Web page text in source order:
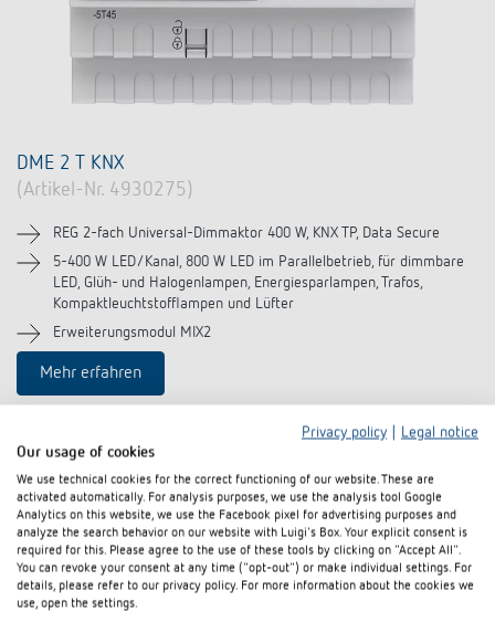
DME 2 T KNX
(Artikel-Nr. 4930275)
REG 2-fach Universal-Dimmaktor 400 W, KNX TP, Data Secure
5-400 W LED/Kanal, 800 W LED im Parallelbetrieb, für dimmbare
LED, Glüh- und Halogenlampen, Energiesparlampen, Trafos,
Kompaktleuchtstofflampen und Lüfter
Erweiterungsmodul MIX2
Mehr erfahren
Privacy policy
Legal notice
Our usage of cookies
We use technical cookies for the correct functioning of our website. These are
activated automatically. For analysis purposes, we use the analysis tool Google
Analytics on this website, we use the Facebook pixel for advertising purposes and
analyze the search behavior on our website with Luigi's Box. Your explicit consent is
required for this. Please agree to the use of these tools by clicking on "Accept All".
You can revoke your consent at any time ("opt-out") or make individual settings. For
details, please refer to our privacy policy. For more information about the cookies we
use, open the settings.